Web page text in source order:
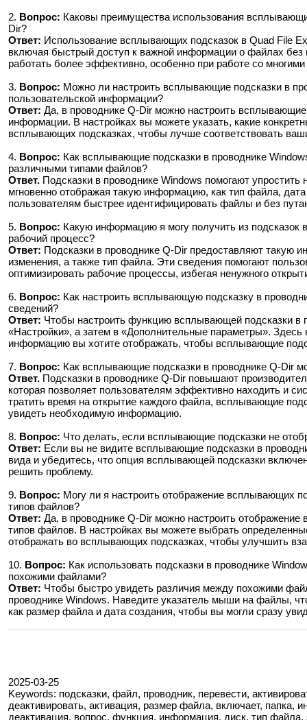
2. Вопрос: Каковы преимущества использования
Dir?
Ответ: Использование всплывающих подсказок в Quad File
включая быстрый доступ к важной информации о файлах без
работать более эффективно, особенно при работе со
3. Вопрос: Можно ли настроить всплывающие подсказки в
пользовательской информации?
Ответ: Да, в проводнике Q-Dir можно настроить
информации. В настройках вы можете указать, какие
всплывающих подсказках, чтобы лучше соответствовать
4. Вопрос: Как всплывающие подсказки в проводнике
различными типами файлов?
Ответ. Подсказки в проводнике Windows помогают
мгновенно отображая такую ​​информацию, как тип файла,
пользователям быстрее идентифицировать файлы и без
5. Вопрос: Какую информацию я могу получить из подсказок
рабочий процесс?
Ответ: Подсказки в проводнике Q-Dir предоставляют такую
изменения, а также тип файла. Эти сведения помогают
оптимизировать рабочие процессы, избегая ненужного
6. Вопрос: Как настроить всплывающую подсказку в
сведений?
Ответ: Чтобы настроить функцию всплывающей подсказки в
«Настройки», а затем в «Дополнительные параметры».
информацию вы хотите отображать, чтобы всплывающие
7. Вопрос: Как всплывающие подсказки в проводнике Q-Dir
Ответ. Подсказки в проводнике Q-Dir повышают
которая позволяет пользователям эффективно находить и
тратить время на открытие каждого файла, всплывающие
увидеть необходимую информацию.
8. Вопрос: Что делать, если всплывающие подсказки не
Ответ: Если вы не видите всплывающие подсказки в
вида и убедитесь, что опция всплывающей подсказки
решить проблему.
9. Вопрос: Могу ли я настроить отображение всплывающих
типов файлов?
Ответ: Да, в проводнике Q-Dir можно настроить
типов файлов. В настройках вы можете выбрать
отображать во всплывающих подсказках, чтобы улучшить
10. Вопрос: Как использовать подсказки в проводнике
похожими файлами?
Ответ: Чтобы быстро увидеть различия между похожими
проводнике Windows. Наведите указатель мыши на файлы,
как размер файла и дата создания, чтобы вы могли сразу
2025-03-25
Keywords: подсказки, файл, проводник, перевести,
деактивировать, активация, размер файла, включает, папка,
деактивация, вопрос, функция, информация, диск, тип